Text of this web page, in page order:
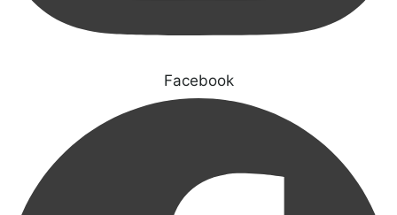
Facebook